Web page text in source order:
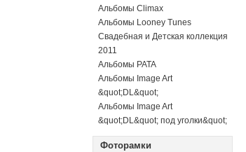
Альбомы Climax
Альбомы Looney Tunes
Свадебная и Детская коллекция
2011
Альбомы PATA
Альбомы Image Art
&quot;DL&quot;
Альбомы Image Art
&quot;DL&quot; под уголки&quot;
Фоторамки